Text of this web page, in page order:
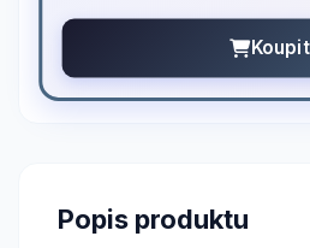
Koupit
Popis produktu